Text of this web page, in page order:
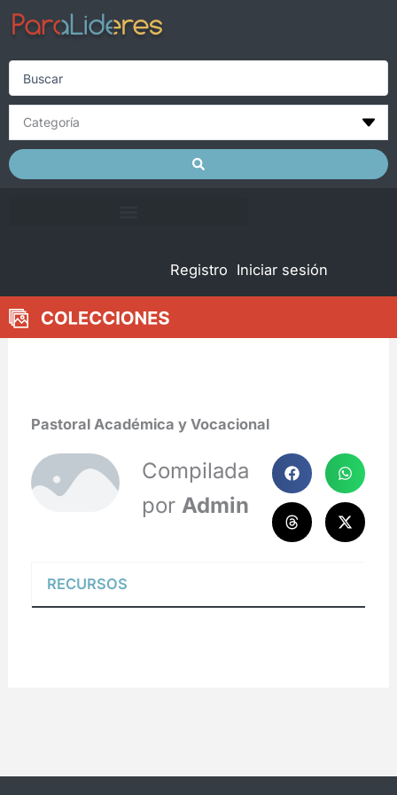
Skip
content
Search
Registro Iniciar sesión
Pastoral Académica y Vocacional
Compilada
por Admin
RECURSOS